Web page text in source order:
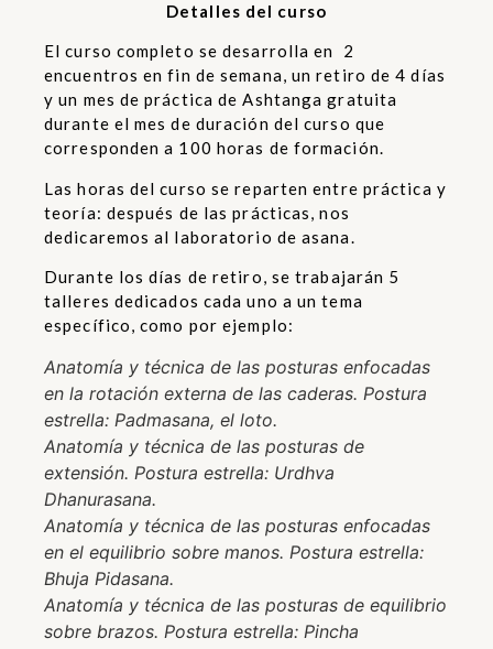
Detalles del curso
El curso completo se desarrolla en 2
encuentros en fin de semana, un retiro de 4 días
y un mes de práctica de Ashtanga gratuita
durante el mes de duración del curso que
corresponden a 100 horas de formación.
Las horas del curso se reparten entre práctica y
teoría: después de las prácticas, nos
dedicaremos al laboratorio de asana.
Durante los días de retiro, se trabajarán 5
talleres dedicados cada uno a un tema
específico, como por ejemplo:
Anatomía y técnica de las posturas enfocadas
en la rotación externa de las caderas. Postura
estrella: Padmasana, el loto.
Anatomía y técnica de las posturas de
extensión. Postura estrella: Urdhva
Dhanurasana.
Anatomía y técnica de las posturas enfocadas
en el equilibrio sobre manos. Postura estrella:
Bhuja Pidasana.
Anatomía y técnica de las posturas de equilibrio
sobre brazos. Postura estrella: Pincha